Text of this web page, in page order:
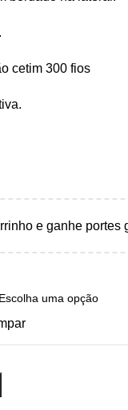
cetim 300 fios
e ganhe portes